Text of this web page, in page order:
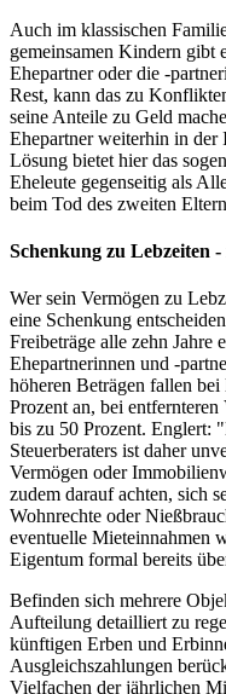
Auch im klassischen
gemeinsamen Kindern gibt
Ehepartner oder die -
Rest, kann das zu
seine Anteile zu Geld
Ehepartner weiterhin in
Lösung bietet hier das
Eheleute gegenseitig als
beim Tod des zweiten
Schenkung zu Lebzeiten
Wer sein Vermögen zu
eine Schenkung
Freibeträge alle zehn Jahre
Ehepartnerinnen und -
höheren Beträgen fallen
Prozent an, bei
bis zu 50 Prozent. Englert:
Steuerberaters ist daher
Vermögen oder
zudem darauf achten, sich
Wohnrechte oder
eventuelle Mieteinnahmen
Eigentum formal bereits
Befinden sich mehrere
Aufteilung detailliert zu
künftigen Erben und
Ausgleichszahlungen
Vielfachen der jährlichen